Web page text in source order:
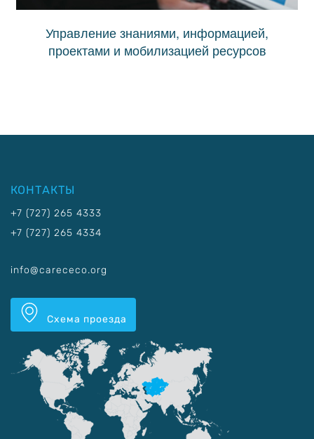
Управление знаниями, информацией,
проектами и мобилизацией ресурсов
КОНТАКТЫ
+7 (727) 265 4333
+7 (727) 265 4334
info@carececo.org
Схема проезда